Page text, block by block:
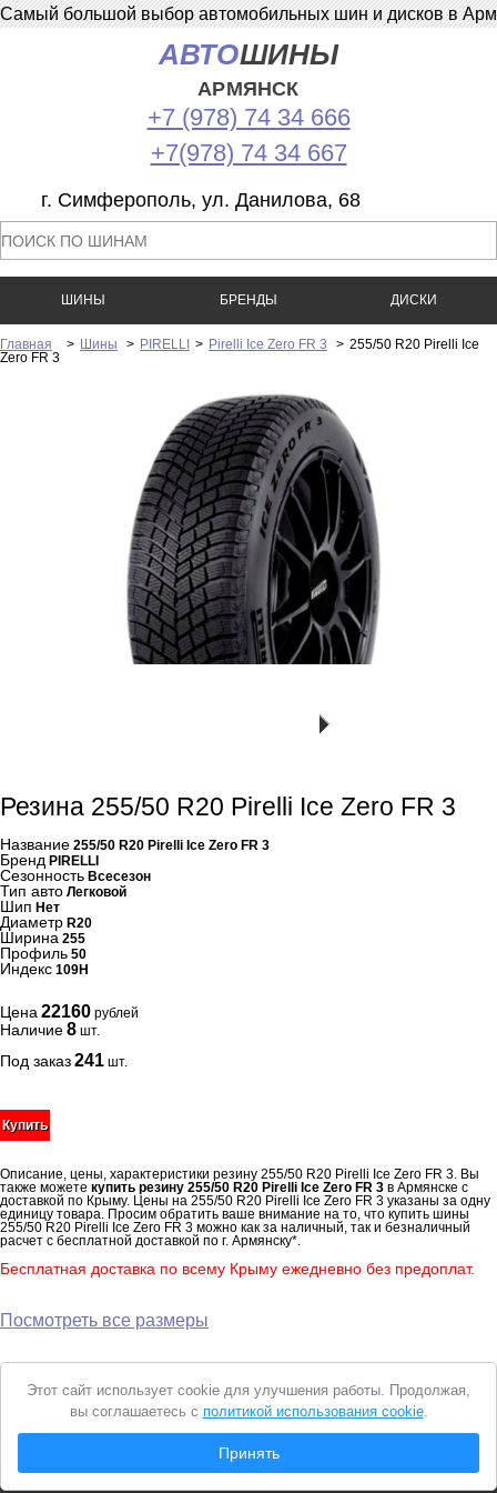
Самый большой выбор автомобильных шин и дисков в
АВТОШИНЫ
АРМЯНСК
+7 (978) 74 34 666
+7(978) 74 34 667
г. Симферополь, ул. Данилова, 68
ШИНЫ БРЕНДЫ ДИСКИ
Главная > Шины > PIRELLI > Pirelli Ice Zero FR 3 > 255/50 R20 Pirelli Ice
Zero FR 3
Резина 255/50 R20 Pirelli Ice Zero FR 3
Название 255/50 R20 Pirelli Ice Zero FR 3
Бренд PIRELLI
Сезонность Всесезон
Тип авто Легковой
Шип Нет
Диаметр R20
Ширина 255
Профиль 50
Индекс 109H
Цена 22160 рублей
Наличие8 шт.
Под заказ241 шт.
Купить
Описание, цены, характеристики резину 255/50 R20 Pirelli Ice Zero FR 3. Вы
также можете купить резину 255/50 R20 Pirelli Ice Zero FR 3 в Армянске с
доставкой по Крыму. Цены на 255/50 R20 Pirelli Ice Zero FR 3 указаны за одну
единицу товара. Просим обратить ваше внимание на то, что купить шины
255/50 R20 Pirelli Ice Zero FR 3 можно как за наличный, так и безналичный
расчет с бесплатной доставкой по г. Армянску*.
Бесплатная доставка по всему Крыму ежедневно без предоплат.
Посмотреть все размеры
Вся представленная на сайте информация носит справочный характер и не
является
Уведомление
cookie
Этот сайт использует cookie для улучшения работы. Продолжая,
вы соглашаетесь с политикой использования cookie.
Принять